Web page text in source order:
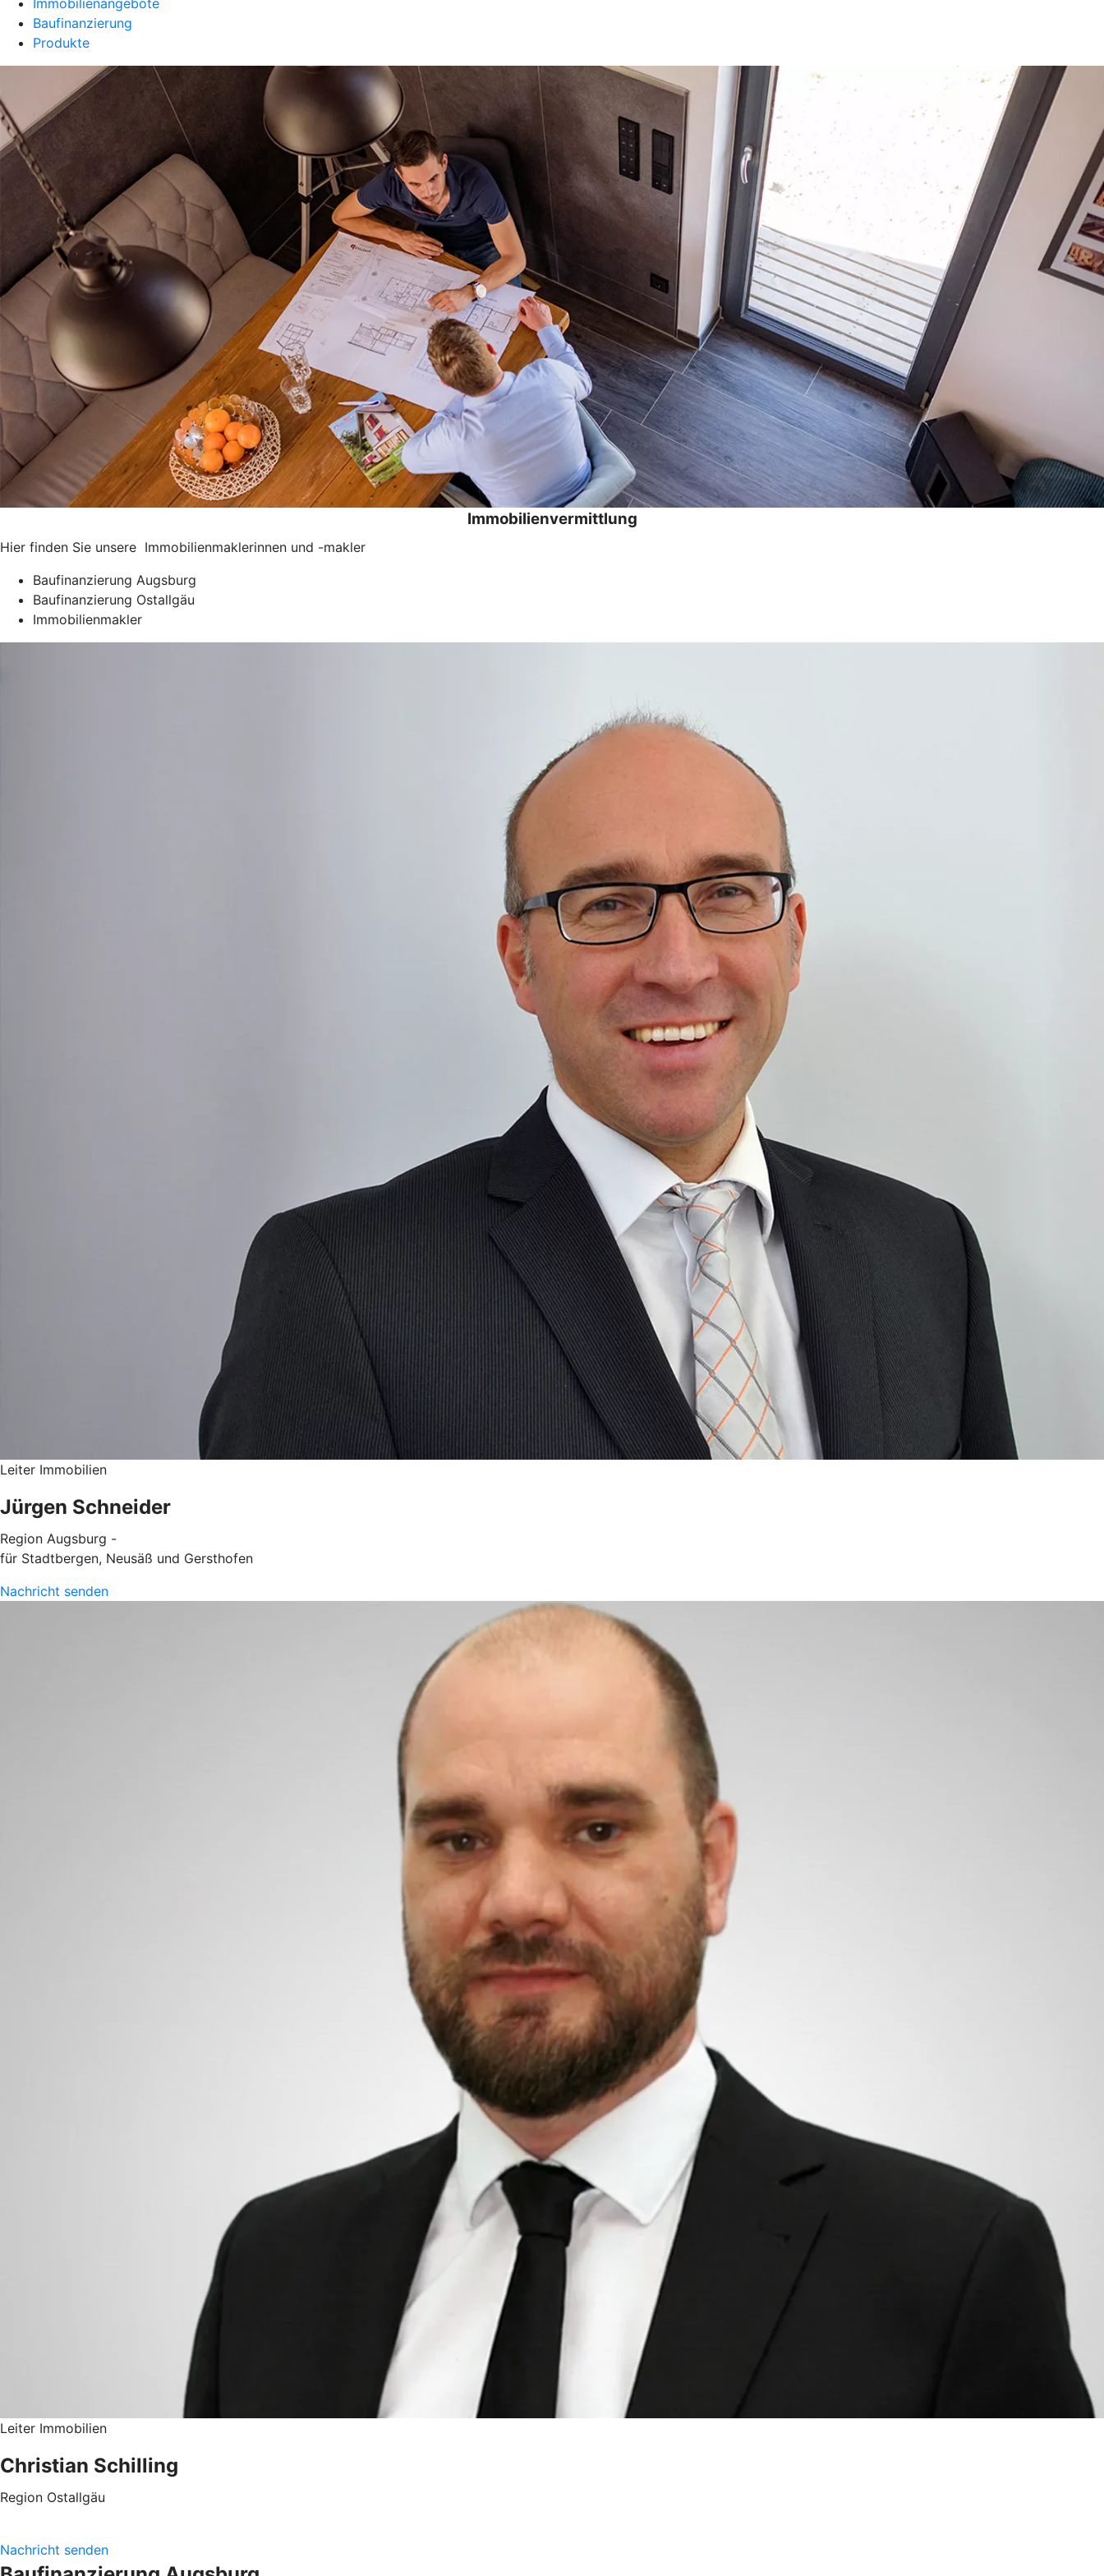
Immobilienangebote
Baufinanzierung
Produkte
Immobilienvermittlung
Hier finden Sie unsere Immobilienmaklerinnen und -makler
Baufinanzierung Augsburg
Baufinanzierung Ostallgäu
Immobilienmakler
Leiter Immobilien
Jürgen Schneider
Region Augsburg -
für Stadtbergen, Neusäß und Gersthofen
Nachricht senden
Leiter Immobilien
Christian Schilling
Region Ostallgäu
Nachricht senden